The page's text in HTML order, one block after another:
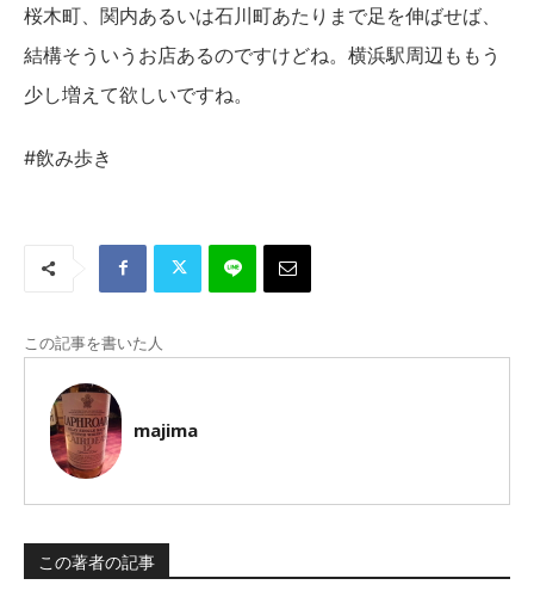
桜木町、関内あるいは石川町あたりまで足を伸ばせば、
結構そういうお店あるのですけどね。横浜駅周辺ももう
少し増えて欲しいですね。
#飲み歩き
この記事を書いた人
majima
この著者の記事